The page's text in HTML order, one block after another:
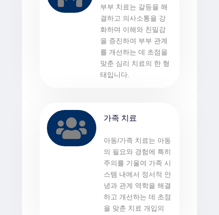
부부 치료는 갈등을 해
결하고 의사소통을 강
화하며 이해와 친밀감
을 증진하여 부부 관계
를 개선하는 데 초점을
맞춘 심리 치료의 한 형
태입니다.
 가족 치료
아동/가족 치료는 아동
의 필요와 경험에 특히
주의를 기울여 가족 시
스템 내에서 정서적 안
녕과 관계 역학을 해결
하고 개선하는 데 초점
을 맞춘 치료 개입의